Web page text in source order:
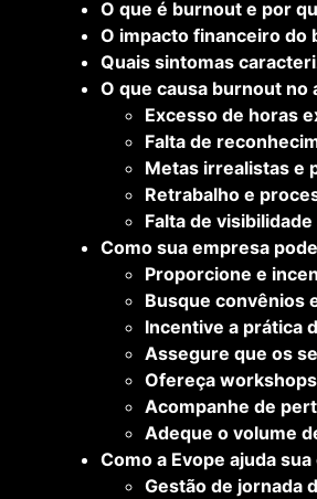
O que é burnout e por
O impacto financeiro do
Quais sintomas
O que causa burnout no
Excesso de horas
Falta de
Metas irrealistas e
Retrabalho e
Falta de
Como sua empresa
Proporcione e
Busque convênios
Incentive a prática
Assegure que os
Ofereça
Acompanhe de
Adeque o volume
Como a Evope ajuda
Gestão de jornada